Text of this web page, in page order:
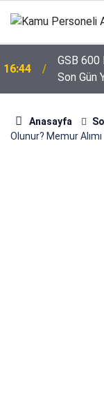
16:44
GSB 600
Son Gün
Anasayfa
Olunur? Memur